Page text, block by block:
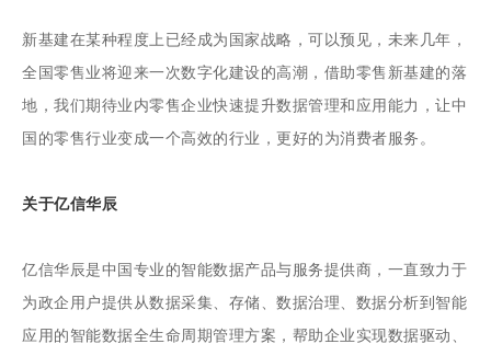
新基建在某种程度上已经成为国家战略，可以预见，未来几年，
全国零售业将迎来一次数字化建设的高潮，借助零售新基建的落
地，我们期待业内零售企业快速提升数据管理和应用能力，让中
国的零售行业变成一个高效的行业，更好的为消费者服务。
关于亿信华辰
亿信华辰是中国专业的智能数据产品与服务提供商，一直致力于
为政企用户提供从数据采集、存储、数据治理、数据分析到智能
应用的智能数据全生命周期管理方案，帮助企业实现数据驱动、